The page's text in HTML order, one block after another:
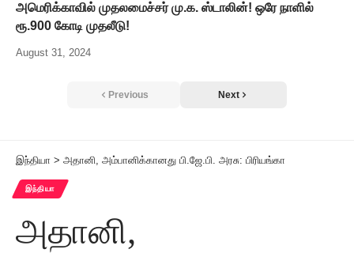
அமெரிக்காவில் முதலமைச்சர் மு.க. ஸ்டாலின்! ஒரே நாளில்
ரூ.900 கோடி முதலீடு!
August 31, 2024
Previous Next
இந்தியா > அதானி, அம்பானிக்கானது பி.ஜே.பி. அரசு: பிரியங்கா
இந்தியா
அதானி,